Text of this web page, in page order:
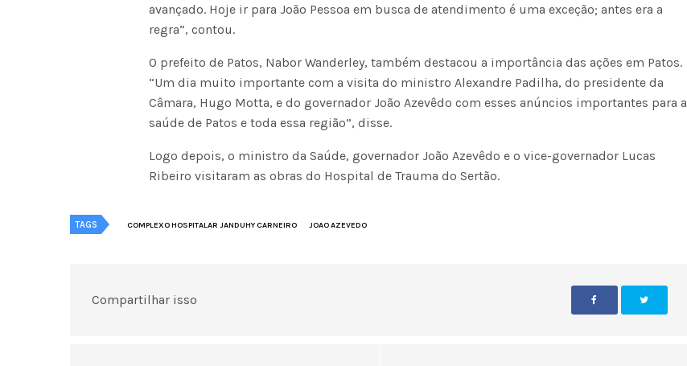
avançado. Hoje ir para João Pessoa em busca de atendimento é uma exceção; antes era a
regra”, contou.
O prefeito de Patos, Nabor Wanderley, também destacou a importância das ações em Patos.
“Um dia muito importante com a visita do ministro Alexandre Padilha, do presidente da
Câmara, Hugo Motta, e do governador João Azevêdo com esses anúncios importantes para a
saúde de Patos e toda essa região”, disse.
Logo depois, o ministro da Saúde, governador João Azevêdo e o vice-governador Lucas
Ribeiro visitaram as obras do Hospital de Trauma do Sertão.
TAGS COMPLEXO HOSPITALAR JANDUHY CARNEIRO JOAO AZEVEDO
Compartilhar isso